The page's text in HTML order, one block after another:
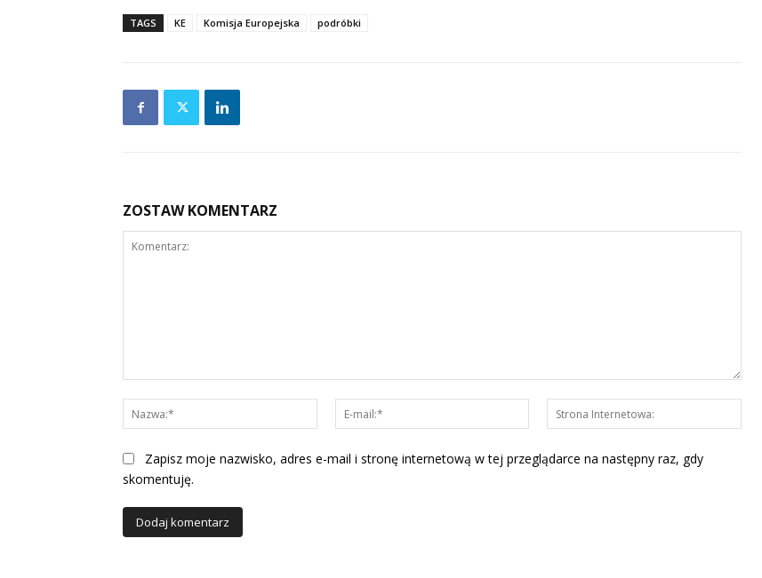
TAGS KE Komisja Europejska podróbki
ZOSTAW KOMENTARZ
Nazwa:*
mail:*
Zapisz moje nazwisko, adres e-mail i stronę internetową w tej przeglądarce na następny raz, gdy
skomentuję.